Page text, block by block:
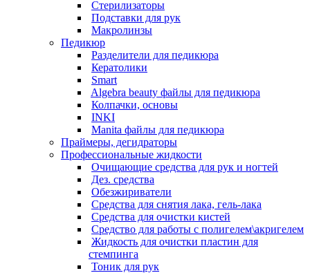
Стерилизаторы
Подставки для рук
Макролинзы
Педикюр
Разделители для педикюра
Кератолики
Smart
Algebra beauty файлы для педикюра
Колпачки, основы
INKI
Manita файлы для педикюра
Праймеры, дегидраторы
Профессиональные жидкости
Очищающие средства для рук и ногтей
Дез. средства
Обезжириватели
Средства для снятия лака, гель-лака
Средства для очистки кистей
Средство для работы с полигелем\акригелем
Жидкость для очистки пластин для
стемпинга
Тоник для рук